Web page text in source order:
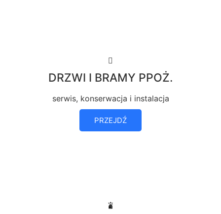
DRZWI I BRAMY PPOŻ.
serwis, konserwacja i instalacja
PRZEJDŹ